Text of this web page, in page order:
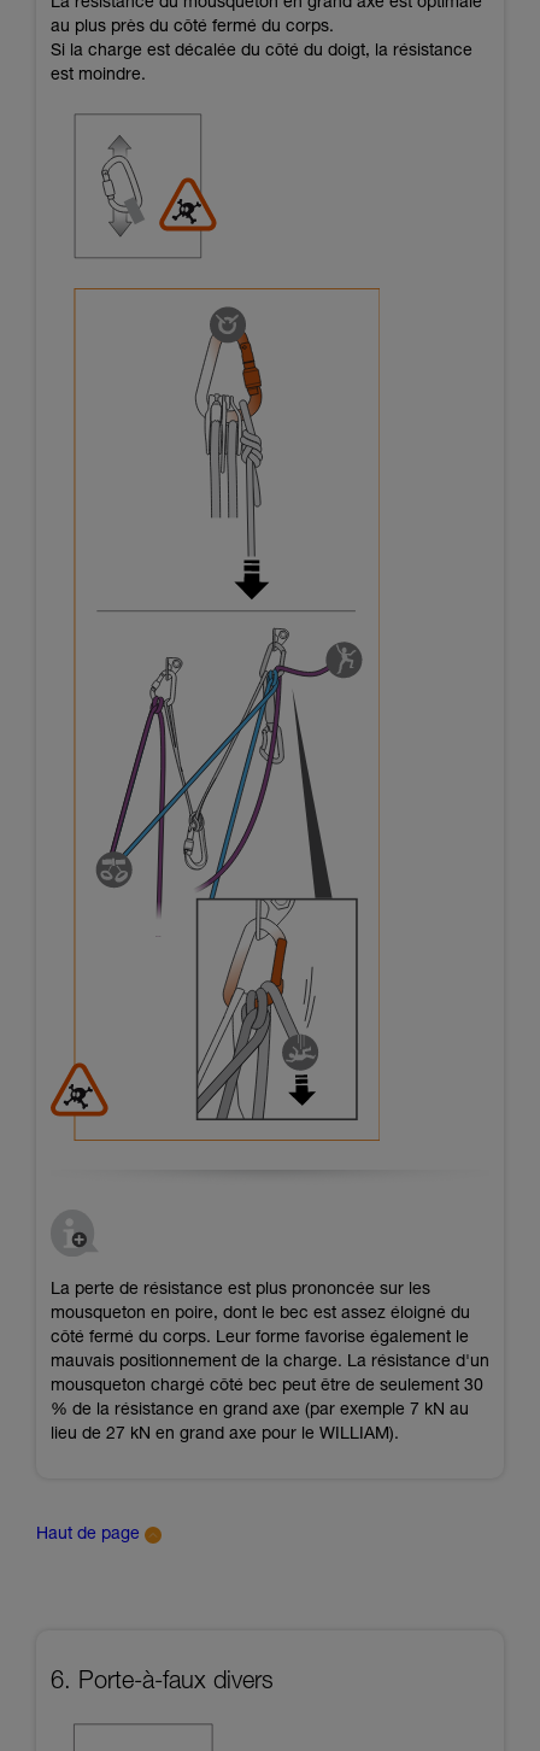
La résistance du mousqueton en grand axe est optimale
au plus près du côté fermé du corps.
Si la charge est décalée du côté du doigt, la résistance
est moindre.
La perte de résistance est plus prononcée sur les
mousqueton en poire, dont le bec est assez éloigné du
côté fermé du corps. Leur forme favorise également le
mauvais positionnement de la charge. La résistance d'un
mousqueton chargé côté bec peut être de seulement 30
% de la résistance en grand axe (par exemple 7 kN au
lieu de 27 kN en grand axe pour le WILLIAM).
Haut de page
6. Porte-à-faux divers